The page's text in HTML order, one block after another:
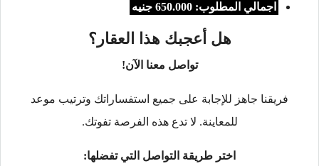
اجمالي المطلوب: 650.000 جنيه
هل أعجبك هذا العقار؟
تواصل معنا الآن!
فريقنا جاهز للإجابة على جميع استفساراتك وترتيب موعد
للمعاينة. لا تدع هذه الفرصة تفوتك.
اختر طريقة التواصل التي تفضلها: